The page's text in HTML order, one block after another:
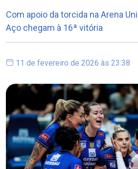
Com apoio da torcida na Arena
Aço chegam à 16ª vitória
11 de fevereiro de 2026 às 23:38